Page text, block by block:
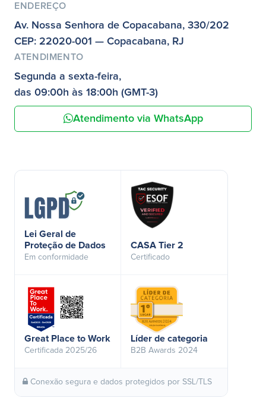
ENDEREÇO
Av. Nossa Senhora de Copacabana, 330/202
CEP: 22020-001 — Copacabana, RJ
ATENDIMENTO
Segunda a sexta-feira,
das 09:00h às 18:00h (GMT-3)
Atendimento via WhatsApp
Lei Geral de
Proteção de Dados
Em conformidade
CASA Tier 2
Certificado
Great Place to Work
Certificada 2025/26
Líder de categoria
B2B Awards 2024
Conexão segura e dados protegidos por SSL/TLS